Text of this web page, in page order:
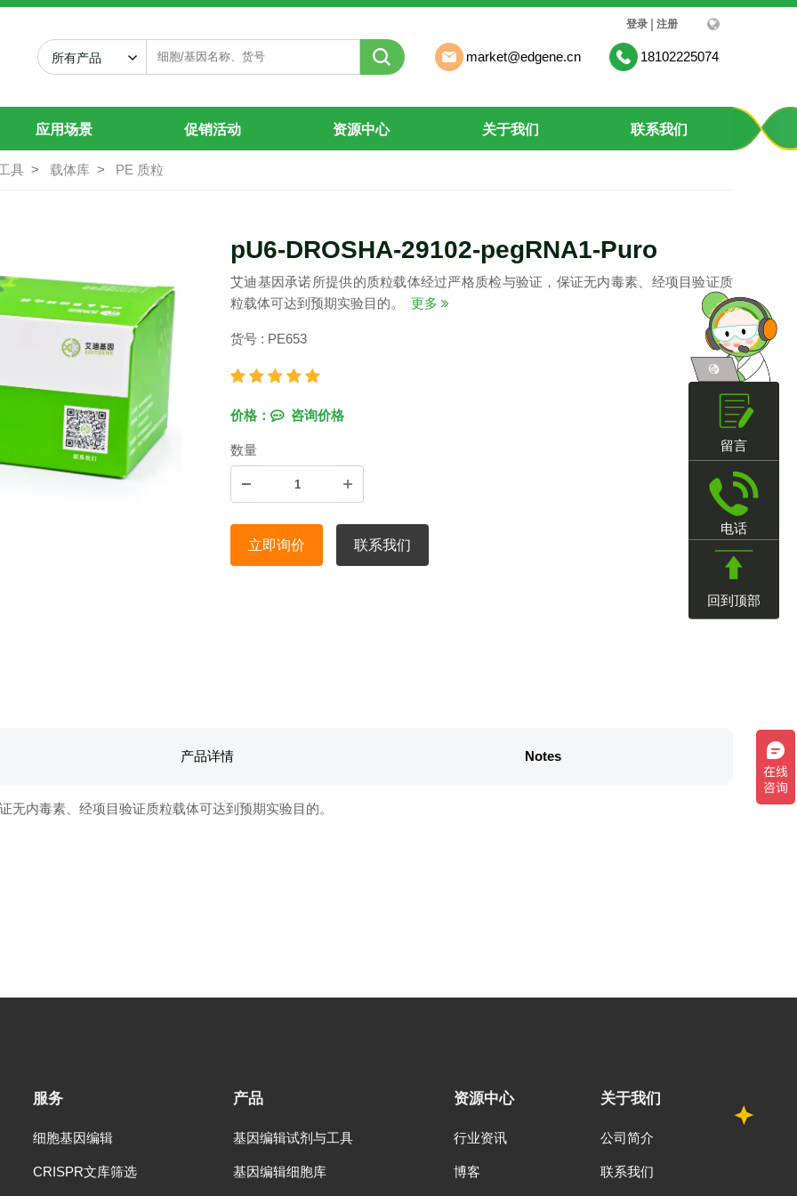
所有产品 market@edgene.cn 18102225074
登录 | 注册
应用场景 促销活动 资源中心 关于我们 联系我们
具 载体库 PE 质粒
pU6-DROSHA-29102-pegRNA1-Puro
艾迪基因承诺所提供的质粒载体经过严格质检与验证，保证无内毒素、经项目验证质
粒载体可达到预期实验目的。
更多
货号 : PE653
价格： 咨询价格
数量
立即询价 联系我们
产品详情 Notes
内毒素、经项目验证质粒载体可达到预期实验目的。
留言
电话
回到顶部
服务
细胞基因编辑
CRISPR文库筛选
产品
基因编辑试剂与工具
基因编辑细胞库
资源中心
行业资讯
博客
关于我们
公司简介
联系我们